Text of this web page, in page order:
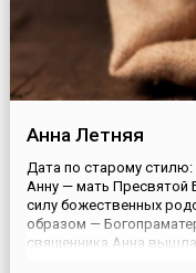
Анна Летняя
Дата по старому
Анну — мать Пресвятой
силу божественных
образом —
священника Анна